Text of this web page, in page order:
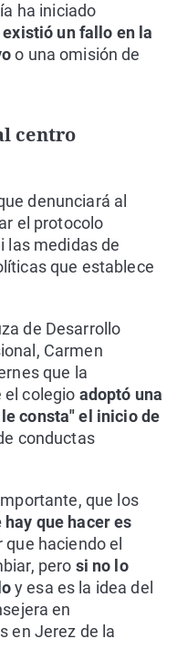
ha iniciado
un fallo en la
o una omisión de
centro
denunciará al
el protocolo
las medidas de
que establece
de Desarrollo
Carmen
que la
el colegio adoptó una
consta" el inicio de
conductas
que los
hay que hacer es
haciendo el
pero si no lo
y esa es la idea del
en
en Jerez de la